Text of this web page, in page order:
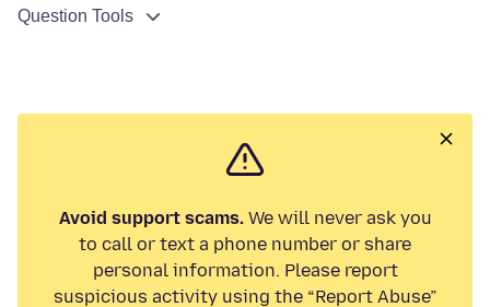
Question Tools
Avoid support scams.We will never ask you
to call or text a phone number or share
personal information. Please report
suspicious activity using the “Report Abuse”